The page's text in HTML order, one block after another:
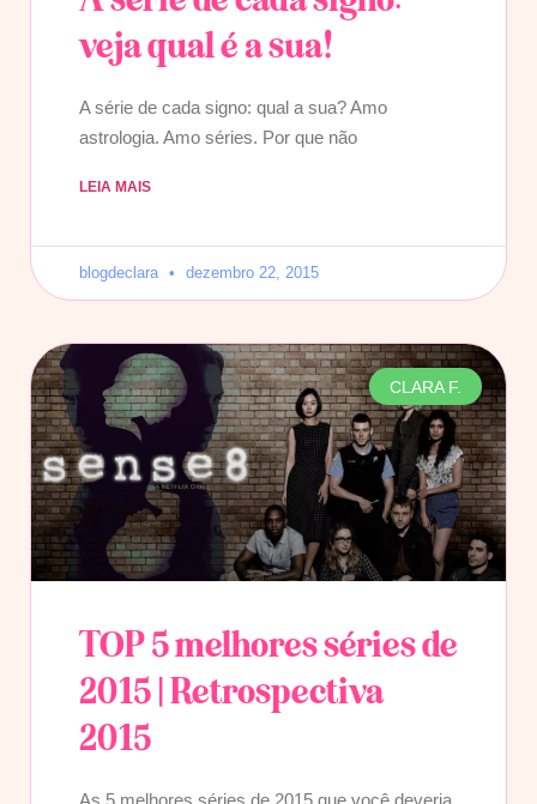
veja qual é a sua!
A série de cada signo: qual a sua? Amo
astrologia. Amo séries. Por que não
LEIA MAIS
blogdeclara dezembro 22, 2015
CLARA F.
TOP 5 melhores séries de
2015 | Retrospectiva
2015